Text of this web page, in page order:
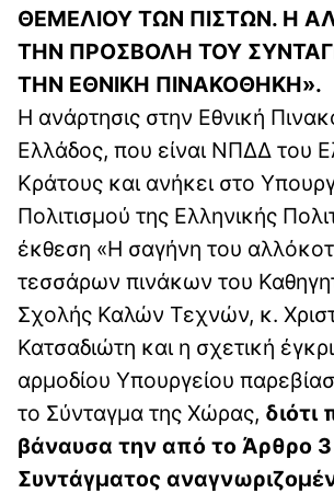
ΘΕΜΕΛΙΟΥ ΤΩΝ ΠΙΣΤΩΝ. Η
ΤΗΝ ΠΡΟΣΒΟΛΗ ΤΟΥ
ΤΗΝ ΕΘΝΙΚΗ ΠΙΝΑΚΟΘΗΚΗ».
Η ανάρτησις στην Εθνική
Ελλάδος, που είναι ΝΠΔΔ του
Κράτους και ανήκει στο
Πολιτισμού της Ελληνικής
έκθεση «Η σαγήνη του
τεσσάρων πινάκων του
Σχολής Καλών Τεχνών, κ.
Κατσαδιώτη και η σχετική
αρμοδίου Υπουργείου
το Σύνταγμα της Χώρας,
βάναυσα την από το Άρθρο 3
Συντάγματος